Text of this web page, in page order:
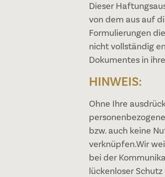
Dieser
von dem aus auf
Formulierungen
nicht vollständig
Dokumentes in
HINWEIS:
Ohne Ihre
bzw. auch keine
verknüpfen.Wir
bei der
lückenloser